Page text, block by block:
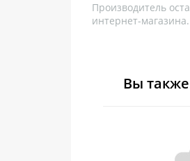
Производитель
интернет-
Вы